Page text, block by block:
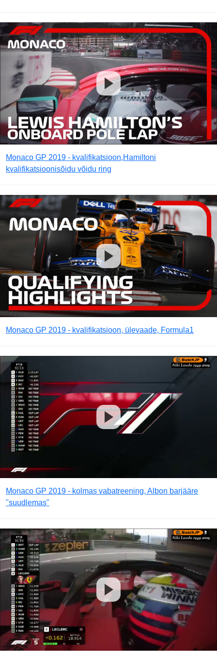
Monaco GP 2019 - kvalifikatsioon,Hamiltoni
kvalifikatsioonisõidu võidu ring
Monaco GP 2019 - kvalifikatsioon, ülevaade, Formula1
Monaco GP 2019 - kolmas vabatreening, Albon barjääre
"suudlemas"